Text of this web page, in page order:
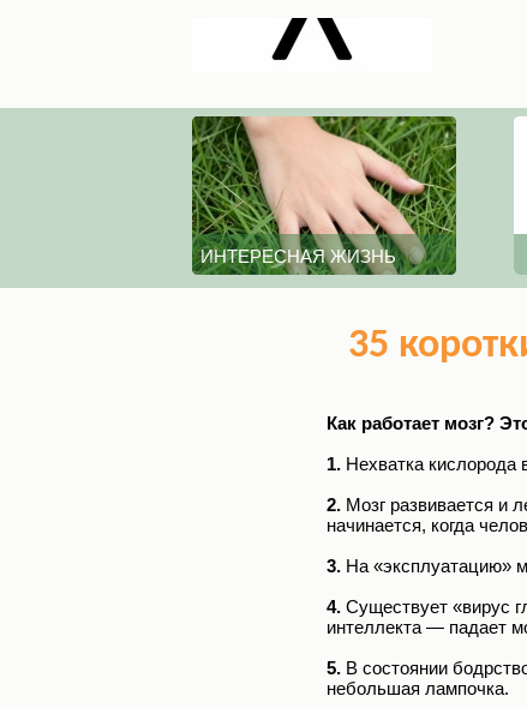
ИНТЕРЕСНАЯ ЖИЗНЬ
35
Как работает мозг?
1. Нехватка кислорода
2. Мозг развивается и
начинается, когда
3. На «эксплуатацию»
4. Существует «вирус
интеллекта — падает
5. В состоянии
небольшая лампочка.